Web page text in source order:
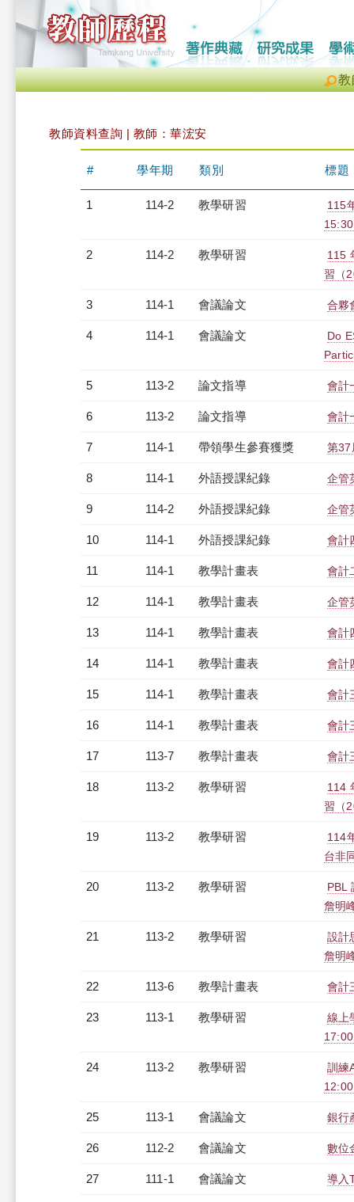
教
教師資料查詢 | 教師：華浤安
# 學年期 類別 標題
1 114-2 教學研習
115
2 114-2 教學研習
115
習（
3 114-1 會議論文 合夥
4 114-1 會議論文
Do
5 113-2 論文指導 會計
6 113-2 論文指導 會計
7 114-1 帶領學生參賽獲獎 第37
8 114-1 外語授課紀錄 企管
9 114-2 外語授課紀錄 企管
10 114-1 外語授課紀錄 會計
11 114-1 教學計畫表 會計
12 114-1 教學計畫表 企管
13 114-1 教學計畫表 會計
14 114-1 教學計畫表 會計
15 114-1 教學計畫表 會計
16 114-1 教學計畫表 會計
17 113-7 教學計畫表 會計
18 113-2 教學研習
114
習（
19 113-2 教學研習
114
台非
20 113-2 教學研習
PBL
詹明
21 113-2 教學研習
設計
詹明
22 113-6 教學計畫表 會計
23 113-1 教學研習
線上
24 113-2 教學研習
訓練
25 113-1 會議論文 銀行
26 112-2 會議論文 數位
27 111-1 會議論文 導入